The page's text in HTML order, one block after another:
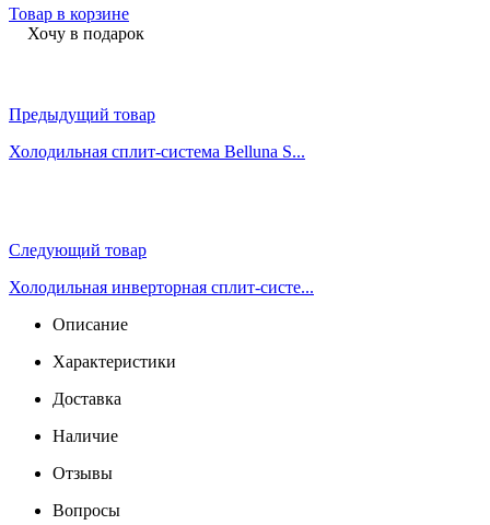
Товар в корзине
Хочу в подарок
Предыдущий товар
Холодильная сплит-система Belluna S...
Следующий товар
Холодильная инверторная сплит-систе...
Описание
Характеристики
Доставка
Наличие
Отзывы
Вопросы